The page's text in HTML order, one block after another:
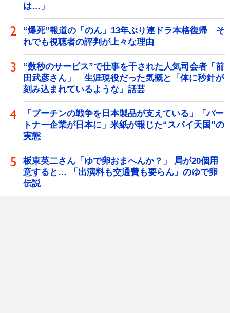
は…」
“爆死”報道の「のん」13年ぶり連ドラ本格復帰 そ
れでも視聴者の評判が上々な理由
“数秒のサービス”で仕事を干された人気司会者「前
田武彦さん」 生涯現役だった気概と「体に秒針が
刻み込まれているような」話芸
「プーチンの戦争を日本製品が支えている」「パー
トナー企業が日本に」米紙が報じた“スパイ天国”の
実態
板東英二さん「ゆで卵おまへんか？」 局が20個用
意すると… 「出演料も交通費も要らん」のゆで卵
伝説